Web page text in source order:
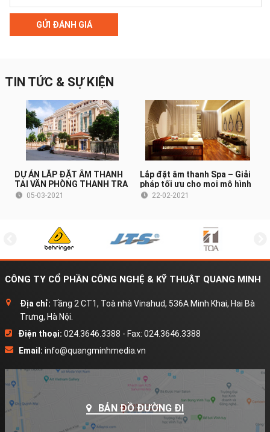
GỬI ĐÁNH GIÁ
TIN TỨC & SỰ KIỆN
DỰ ÁN LẮP ĐẶT ÂM THANH
TẠI VĂN PHÒNG THANH TRA
CHÍNH PHỦ (HÀ NỘI)
05-03-2021
Lắp đặt âm thanh Spa – Giải
pháp tối ưu cho mọi mô hình
Spa22-02-2021
CÔNG TY CỔ PHẦN CÔNG NGHỆ & KỸ THUẬT QUANG MINH
Địa chỉ: Tầng 2 CT1, Toà nhà Vinahud, 536A Minh Khai, Hai Bà
Trưng, Hà Nội.
Điện thoại: 024.3646.3388 - Fax: 024.3646.3388
Email: info@quangminhmedia.vn
BẢN ĐỒ ĐƯỜNG ĐI